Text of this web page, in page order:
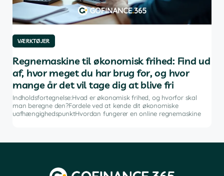
VÆRKTØJER
Regnemaskine til økonomisk frihed: Find ud
af, hvor meget du har brug for, og hvor
mange år det vil tage dig at blive fri
Indholdsfortegnelse:Hvad er økonomisk frihed, og hvorfor skal
man beregne den?Fordele ved at kende dit økonomiske
uafhængighedspunktHvordan fungerer en online regnemaskine